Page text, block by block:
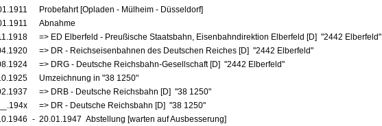
Probefahrt [Opladen - Mülheim - Düsseldorf]
Abnahme
=> ED Elberfeld - Preußische Staatsbahn, Eisenbahndirektion Elberfeld [D] "2442 Elberfeld"
=> DR - Reichseisenbahnen des Deutschen Reiches [D] "2442 Elberfeld"
=> DRG - Deutsche Reichsbahn-Gesellschaft [D] "2442 Elberfeld"
Umzeichnung in "38 1250"
=> DRB - Deutsche Reichsbahn [D] "38 1250"
=> DR - Deutsche Reichsbahn [D] "38 1250"
- 20.01.1947 Abstellung [warten auf Ausbesserung]